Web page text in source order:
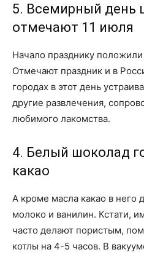
5. Всемирный день
отмечают 11 июля
Начало празднику
Отмечают праздник и в
городах в этот день
другие развлечения,
любимого лакомства.
4. Белый шоколад
какао
А кроме масла какао в него
молоко и ванилин. Кстати,
часто делают пористым,
котлы на 4-5 часов. В